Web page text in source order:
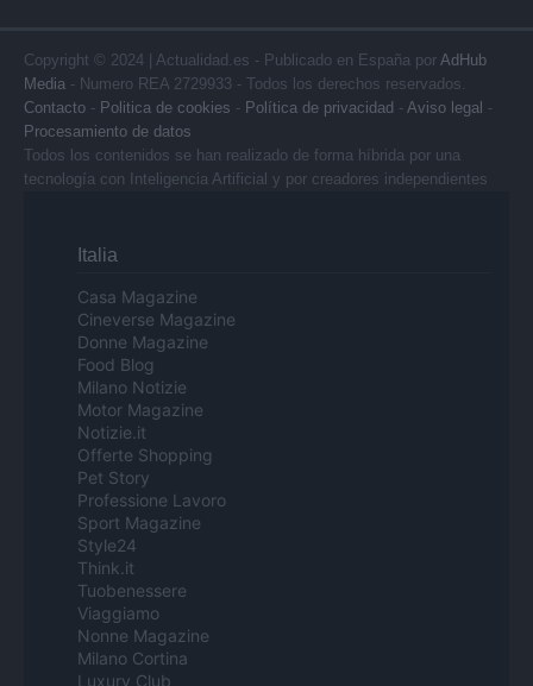
Copyright © 2024 | Actualidad.es - Publicado en España por AdHub
Media - Numero REA 2729933 - Todos los derechos reservados.
Contacto - Politica de cookies - Política de privacidad - Aviso legal -
Procesamiento de datos
Todos los contenidos se han realizado de forma híbrida por una
tecnología con Inteligencia Artificial y por creadores independientes
Italia
Casa Magazine
Cineverse Magazine
Donne Magazine
Food Blog
Milano Notizie
Motor Magazine
Notizie.it
Offerte Shopping
Pet Story
Professione Lavoro
Sport Magazine
Style24
Think.it
Tuobenessere
Viaggiamo
Nonne Magazine
Milano Cortina
Luxury Club